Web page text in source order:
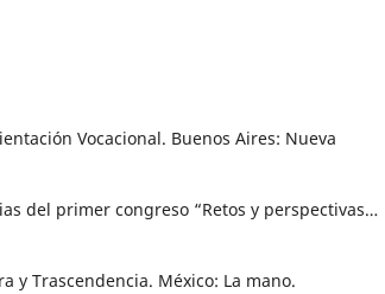
Vocacional. Buenos Aires: Nueva
del primer congreso “Retos y perspectivas…
y Trascendencia. México: La mano.